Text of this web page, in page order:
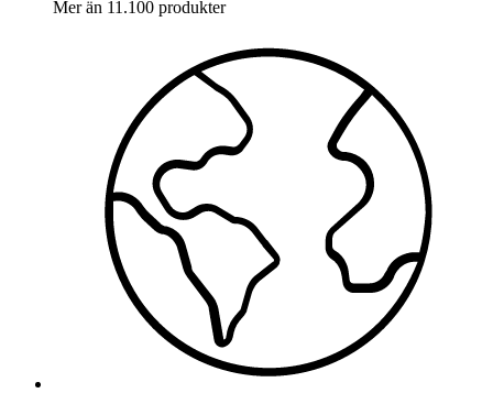
Mer än 11.100 produkter